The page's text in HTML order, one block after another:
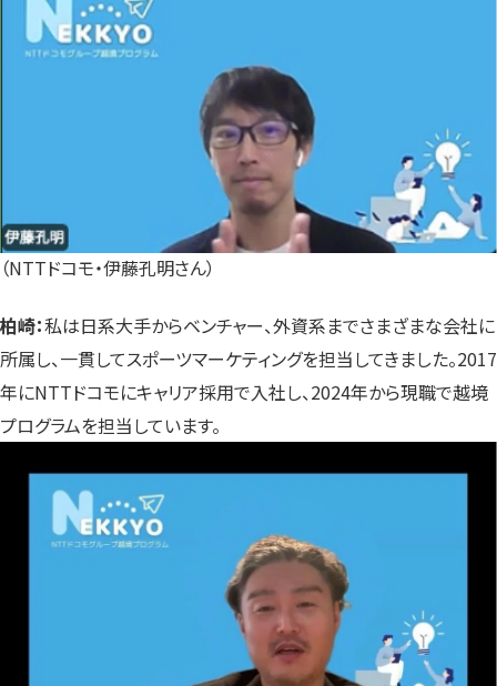
（NTTドコモ・伊藤孔明さん）
柏崎：私は日系大手からベンチャー、外資系までさまざまな会社に
所属し、一貫してスポーツマーケティングを担当してきました。2017
年にNTTドコモにキャリア採用で入社し、2024年から現職で越境
プログラムを担当しています。